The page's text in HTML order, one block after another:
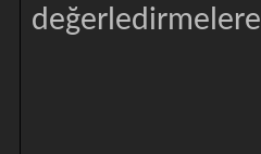
değerledirmelere